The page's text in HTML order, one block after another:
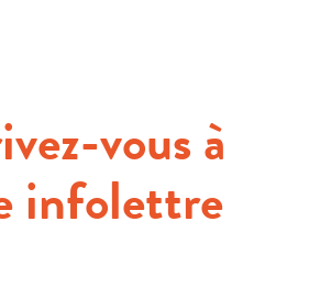
vous à
infolettre